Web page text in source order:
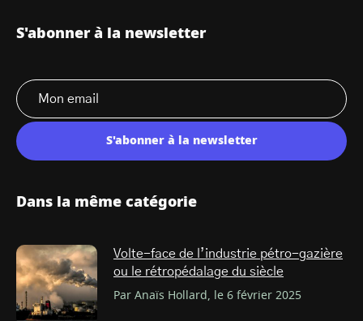
S'abonner à la newsletter
S'abonner à la newsletter
Dans la même catégorie
Volte-face de l’industrie pétro-gazière
ou le rétropédalage du siècle
Par Anaïs Hollard, le 6 février 2025